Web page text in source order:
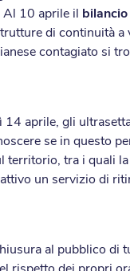
Al 10 aprile il bilancio
di continuità a
contagiato si
aprile, gli
se in questo
territorio, tra i quali la
un servizio di
al pubblico